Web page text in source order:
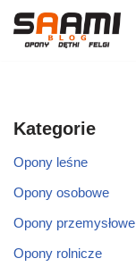
Przejdź
Kategorie
Opony leśne
Opony osobowe
Opony przemysłowe
Opony rolnicze